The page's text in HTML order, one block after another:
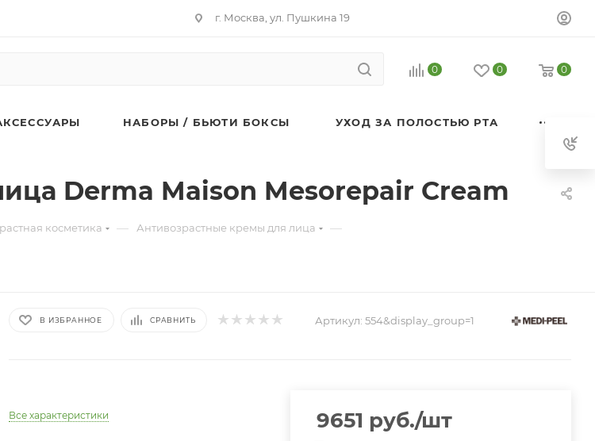
г. Москва, ул. Пушкина 19
0 0 0
НАБОРЫ / БЬЮТИ БОКСЫ УХОД ЗА ПОЛОСТЬЮ РТА
Derma Maison Mesorepair Cream
косметика — Антивозрастные кремы для лица —
В ИЗБРАННОЕ СРАВНИТЬ Артикул: 554&display_group=1
Все характеристики 9651 руб./шт